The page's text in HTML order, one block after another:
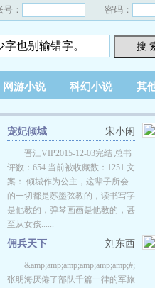
号： 密码：
搜
网游小说 科幻小说 其
宋小闲
宠妃倾城
晋江VIP2015-12-03完结 总书
评数：654 当前被收藏数：1251 文
案： 倾城作为公主，这辈子所会
的一切都是苏墨弦教的，读书写字
是他教的，弹琴画画是他教的，甚
至从女孩......
刘东西
佣兵天下
张明海厌倦了部队千篇一律的军旅